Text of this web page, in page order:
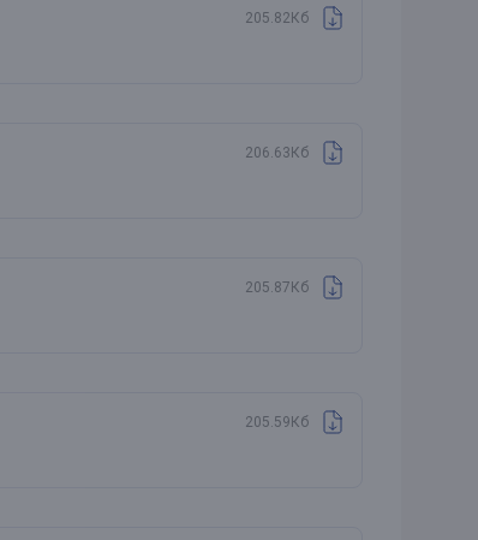
205.82Кб
206.63Кб
205.87Кб
205.59Кб